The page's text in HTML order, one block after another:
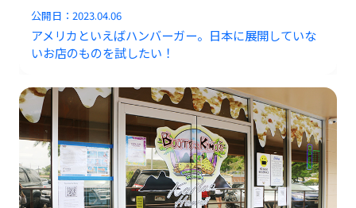
公開日：2023.04.06
アメリカといえばハンバーガー。日本に展開していな
いお店のものを試したい！